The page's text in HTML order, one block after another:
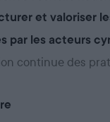
et valoriser
par les acteurs
continue des